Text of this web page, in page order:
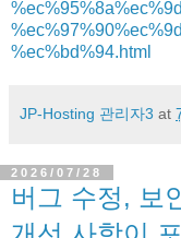
%ec%bd%94.html
JP-Hosting 관리자3 at
2026/07/28
버그 수정, 보